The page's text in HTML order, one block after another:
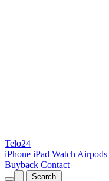
Telo24
iPhone iPad Watch Airpods
Buyback Contact
Search